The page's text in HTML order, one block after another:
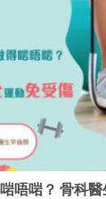
唔啱？ 骨科